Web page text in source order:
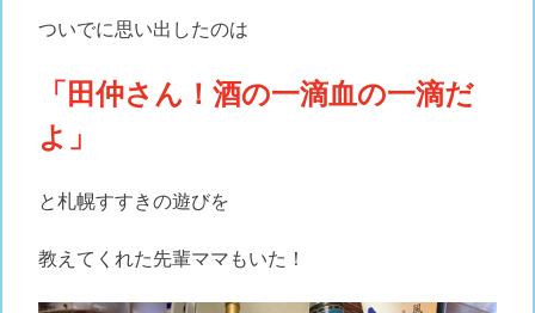
ついでに思い出したのは
「田仲さん！酒の一滴血の一滴だ
よ」
と札幌すすきの遊びを
教えてくれた先輩ママもいた！